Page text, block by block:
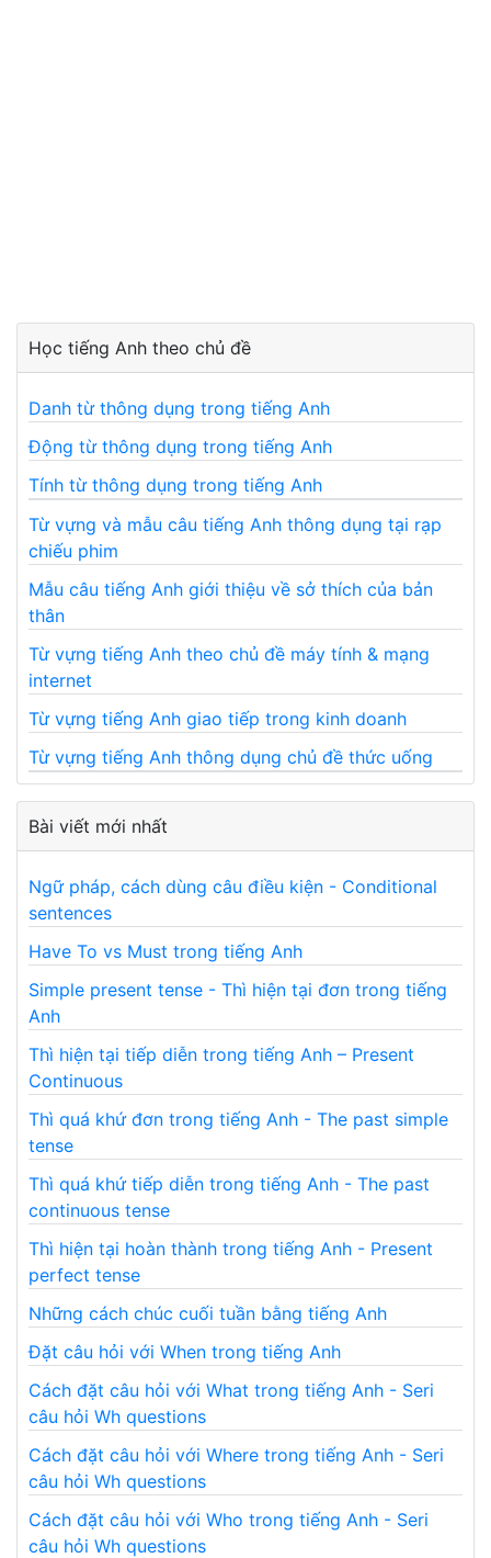
Học tiếng Anh theo chủ đề
Danh từ thông dụng trong tiếng Anh
Động từ thông dụng trong tiếng Anh
Tính từ thông dụng trong tiếng Anh
Từ vựng và mẫu câu tiếng Anh thông dụng tại rạp
chiếu phim
Mẫu câu tiếng Anh giới thiệu về sở thích của bản
thân
Từ vựng tiếng Anh theo chủ đề máy tính & mạng
internet
Từ vựng tiếng Anh giao tiếp trong kinh doanh
Từ vựng tiếng Anh thông dụng chủ đề thức uống
Bài viết mới nhất
Ngữ pháp, cách dùng câu điều kiện - Conditional
sentences
Have To vs Must trong tiếng Anh
Simple present tense - Thì hiện tại đơn trong tiếng
Anh
Thì hiện tại tiếp diễn trong tiếng Anh – Present
Continuous
Thì quá khứ đơn trong tiếng Anh - The past simple
tense
Thì quá khứ tiếp diễn trong tiếng Anh - The past
continuous tense
Thì hiện tại hoàn thành trong tiếng Anh - Present
perfect tense
Những cách chúc cuối tuần bằng tiếng Anh
Đặt câu hỏi với When trong tiếng Anh
Cách đặt câu hỏi với What trong tiếng Anh - Seri
câu hỏi Wh questions
Cách đặt câu hỏi với Where trong tiếng Anh - Seri
câu hỏi Wh questions
Cách đặt câu hỏi với Who trong tiếng Anh - Seri
câu hỏi Wh questions